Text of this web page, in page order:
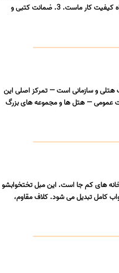
همکاری با برندهای معتبر مانند فرودگاه امام، ایران خودرو، بانک ملی و بانک کارآفرین گواه کیفیت کار ماست. 3. ضمانت کتبی و
بزرگ هتلی و سازمانی است — تمرکز اصلی این
عمومی — هتل ها و مجموعه های بزرگ
فضاهای مدرن و خانه های کم جا است. این مبل تختخوابشو
کامل تبدیل می شود. کلاف مقاوم،